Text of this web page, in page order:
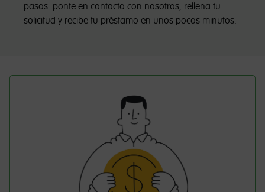
pasos: ponte en contacto con nosotros, rellena tu
solicitud y recibe tu préstamo en unos pocos minutos.